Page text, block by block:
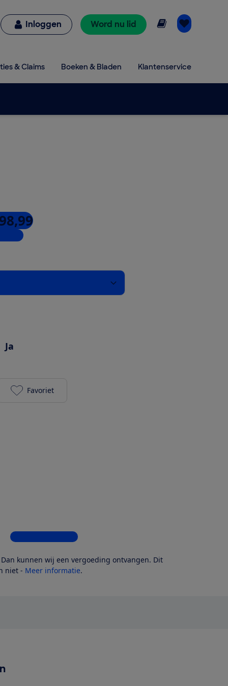
Inloggen Word nu lid Online lezen
& Claims Boeken & Bladen Klantenservice
Ja
JBL Live 670NC toevoegen aan je favorieten
Favoriet
Bekijk alle 6 winkels
kunnen wij een vergoeding ontvangen. Dit
niet - Meer informatie.